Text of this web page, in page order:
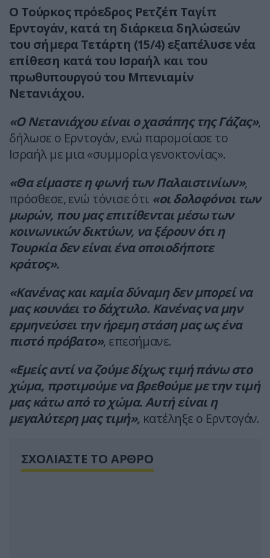
Ο Τούρκος πρόεδρος Ρετζέπ Ταγίπ
Ερντογάν, κατά τη διάρκεια δηλώσεών
του σήμερα Τετάρτη (15/4) εξαπέλυσε νέα
επίθεση κατά του Ισραήλ και του
πρωθυπουργού του Μπενιαμίν
Νετανιάχου.
«Ο Νετανιάχου είναι ο χασάπης της Γάζας»,
δήλωσε ο Ερντογάν, ενώ παρομοίασε το
Ισραήλ με μια «συμμορία γενοκτονίας».
«Θα είμαστε η φωνή των Παλαιστινίων»,
πρόσθεσε, ενώ τόνισε ότι «οι δολοφόνοι των
μωρών, που μας επιτίθενται μέσω των
κοινωνικών δικτύων, να ξέρουν ότι η
Τουρκία δεν είναι ένα οποιοδήποτε
κράτος».
«Κανένας και καμία δύναμη δεν μπορεί να
μας κουνάει το δάχτυλο. Κανένας να μην
ερμηνεύσει την ήρεμη στάση μας ως ένα
πιστό πρόβατο», επεσήμανε.
«Εμείς αντί να ζούμε δίχως τιμή πάνω στο
χώμα, προτιμούμε να βρεθούμε με την τιμή
μας κάτω από το χώμα. Αυτή είναι η
μεγαλύτερη μας τιμή», κατέληξε ο Ερντογάν.
ΣΧΟΛΙΑΣΤΕ ΤΟ ΑΡΘΡΟ